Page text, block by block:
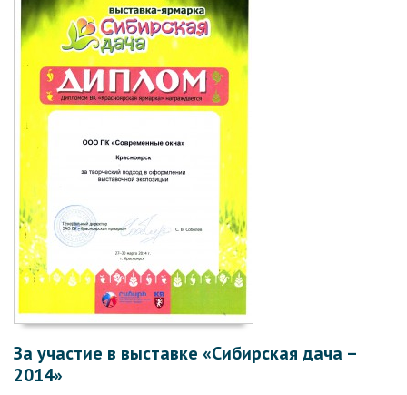
За участие в выставке «Сибирская дача –
2014»